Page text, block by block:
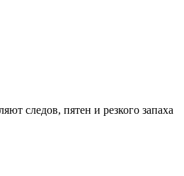
следов, пятен и резкого запаха